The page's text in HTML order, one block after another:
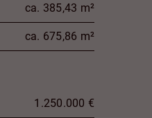
ca. 385,43 m²
ca. 675,86 m²
1.250.000 €